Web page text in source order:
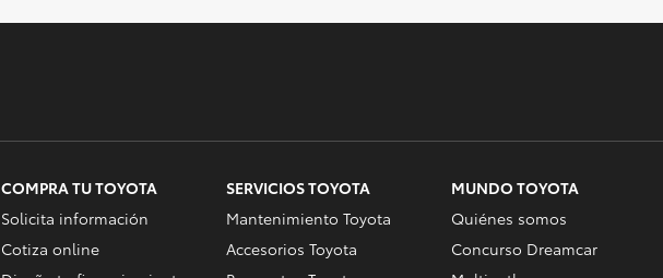
COMPRA TU TOYOTA
Solicita información
Cotiza online
SERVICIOS TOYOTA
Mantenimiento Toyota
Accesorios Toyota
MUNDO TOYOTA
Quiénes somos
Concurso Dreamcar